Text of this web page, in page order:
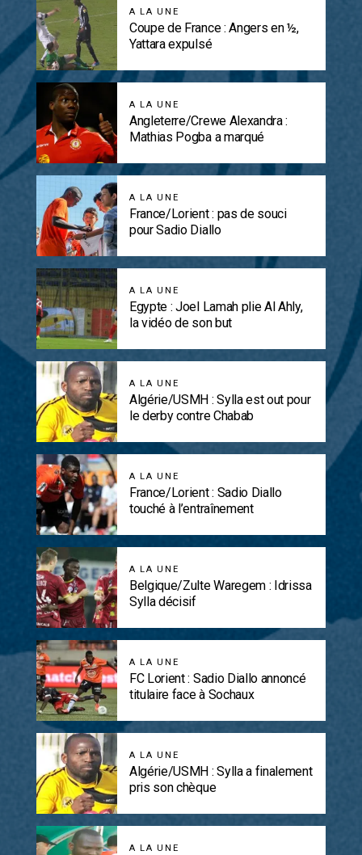
A LA UNE
Coupe de France : Angers en ½,
Yattara expulsé
A LA UNE
Angleterre/Crewe Alexandra :
Mathias Pogba a marqué
A LA UNE
France/Lorient : pas de souci
pour Sadio Diallo
A LA UNE
Egypte : Joel Lamah plie Al Ahly,
la vidéo de son but
A LA UNE
Algérie/USMH : Sylla est out pour
le derby contre Chabab
A LA UNE
France/Lorient : Sadio Diallo
touché à l’entraînement
A LA UNE
Belgique/Zulte Waregem : Idrissa
Sylla décisif
A LA UNE
FC Lorient : Sadio Diallo annoncé
titulaire face à Sochaux
A LA UNE
Algérie/USMH : Sylla a finalement
pris son chèque
A LA UNE